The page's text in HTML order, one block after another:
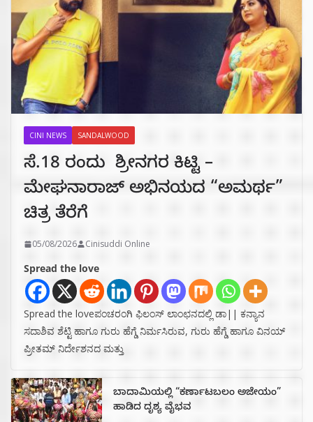
CINI NEWS SANDALWOOD
ಸೆ.18 ರಂದು ಶ್ರೀನಗರ ಕಿಟ್ಟಿ –
ಮೇಘನಾರಾಜ್ ಅಭಿನಯದ “ಅಮರ್ಥ”
ಚಿತ್ರ ತೆರೆಗೆ
05/08/2026 Cinisuddi Online
Spread the love
Spread the loveಪಂಚರಂಗಿ ಫಿಲಂಸ್ ಲಾಂಛನದಲ್ಲಿ ಡಾ|| ಕನ್ಯಾನ
ಸದಾಶಿವ ಶೆಟ್ಟಿ ಹಾಗೂ ಗುರು ಹೆಗ್ಡೆ ನಿರ್ಮಸಿರುವ, ಗುರು ಹೆಗ್ಡೆ ಹಾಗೂ ವಿನಯ್
ಪ್ರೀತಮ್ ನಿರ್ದೇಶನದ ಮತ್ತು
ಬಾದಾಮಿಯಲ್ಲಿ “ಕರ್ಣಾಟಬಲಂ ಅಜೇಯಂ”
ಹಾಡಿದ ದೃಶ್ಯ ವೈಭವ